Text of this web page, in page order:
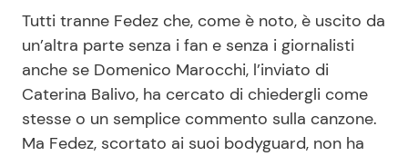
Contattaci
Pubblicità
Privacy Policy
Tutti tranne Fedez che, come è noto, è uscito da
un’altra parte senza i fan e senza i giornalisti
anche se Domenico Marocchi, l’inviato di
Caterina Balivo, ha cercato di chiedergli come
stesse o un semplice commento sulla canzone.
Ma Fedez, scortato ai suoi bodyguard, non ha